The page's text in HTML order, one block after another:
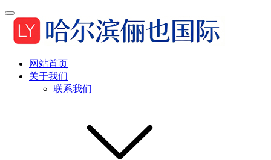
网站首页
关于我们
联系我们